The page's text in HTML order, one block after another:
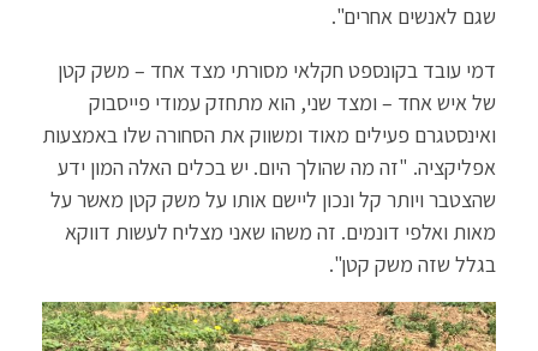
שגם לאנשים אחרים".
דמי עובד בקונספט חקלאי מסורתי מצד אחד – משק קטן
של איש אחד – ומצד שני, הוא מתחזק עמודי פייסבוק
ואינסטגרם פעילים מאוד ומשווק את הסחורה שלו באמצעות
אפליקציה. "זה מה שהולך היום. יש בכלים האלה המון ידע
שהצטבר ויותר קל ונכון ליישם אותו על משק קטן מאשר על
מאות ואלפי דונמים. זה משהו שאני מצליח לעשות דווקא
בגלל שזה משק קטן".